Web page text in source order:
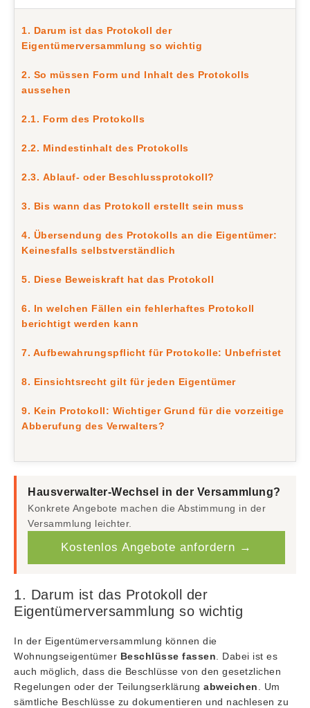
1. Darum ist das Protokoll der
Eigentümerversammlung so wichtig
2. So müssen Form und Inhalt des Protokolls
aussehen
2.1. Form des Protokolls
2.2. Mindestinhalt des Protokolls
2.3. Ablauf- oder Beschlussprotokoll?
3. Bis wann das Protokoll erstellt sein muss
4. Übersendung des Protokolls an die Eigentümer:
Keinesfalls selbstverständlich
5. Diese Beweiskraft hat das Protokoll
6. In welchen Fällen ein fehlerhaftes Protokoll
berichtigt werden kann
7. Aufbewahrungspflicht für Protokolle: Unbefristet
8. Einsichtsrecht gilt für jeden Eigentümer
9. Kein Protokoll: Wichtiger Grund für die vorzeitige
Abberufung des Verwalters?
Hausverwalter-Wechsel in der Versammlung?
Konkrete Angebote machen die Abstimmung in der
Versammlung leichter.
Kostenlos Angebote anfordern →
1. Darum ist das Protokoll der
Eigentümerversammlung so wichtig
In der Eigentümerversammlung können die
Wohnungseigentümer Beschlüsse fassen . Dabei ist es
auch möglich, dass die Beschlüsse von den gesetzlichen
Regelungen oder der Teilungserklärung abweichen . Um
sämtliche Beschlüsse zu dokumentieren und nachlesen zu